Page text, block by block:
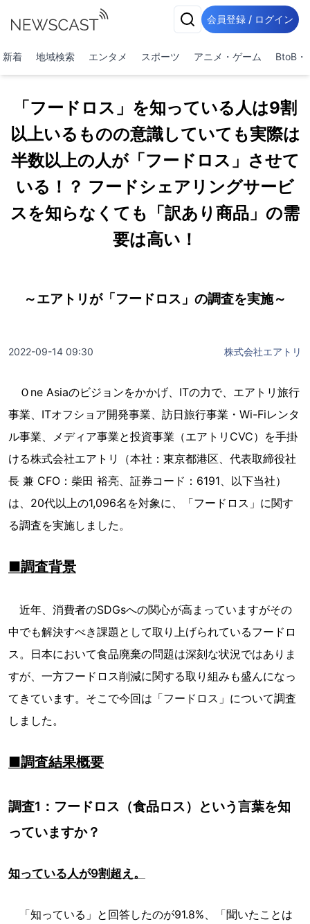
会員登録 / ログイン
新着 地域検索 エンタメ スポーツ アニメ・ゲーム BtoB・
「フードロス」を知っている人は9割
以上いるものの意識していても実際は
半数以上の人が「フードロス」させて
いる！？ フードシェアリングサービ
スを知らなくても「訳あり商品」の需
要は高い！
～エアトリが「フードロス」の調査を実施～
2022-09-14 09:30 株式会社エアトリ
Ｏne Asiaのビジョンをかかげ、ITの力で、エアトリ旅行
事業、ITオフショア開発事業、訪日旅行事業・Wi-Fiレンタ
ル事業、メディア事業と投資事業（エアトリCVC）を手掛
ける株式会社エアトリ（本社：東京都港区、代表取締役社
長 兼 CFO：柴田 裕亮、証券コード：6191、以下当社）
は、20代以上の1,096名を対象に、「フードロス」に関す
る調査を実施しました。
■調査背景
近年、消費者のSDGsへの関心が高まっていますがその
中でも解決すべき課題として取り上げられているフードロ
ス。日本において食品廃棄の問題は深刻な状況ではありま
すが、一方フードロス削減に関する取り組みも盛んになっ
てきています。そこで今回は「フードロス」について調査
しました。
■調査結果概要
調査1：フードロス（食品ロス）という言葉を知
っていますか？
知っている人が9割超え。
「知っている」と回答したのが91.8%、「聞いたことは